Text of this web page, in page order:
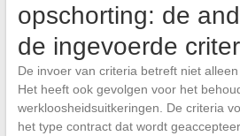
opschorting: de
de ingevoerde
De invoer van criteria betreft niet
Het heeft ook gevolgen voor het
werkloosheidsuitkeringen. De criteria
het type contract dat wordt